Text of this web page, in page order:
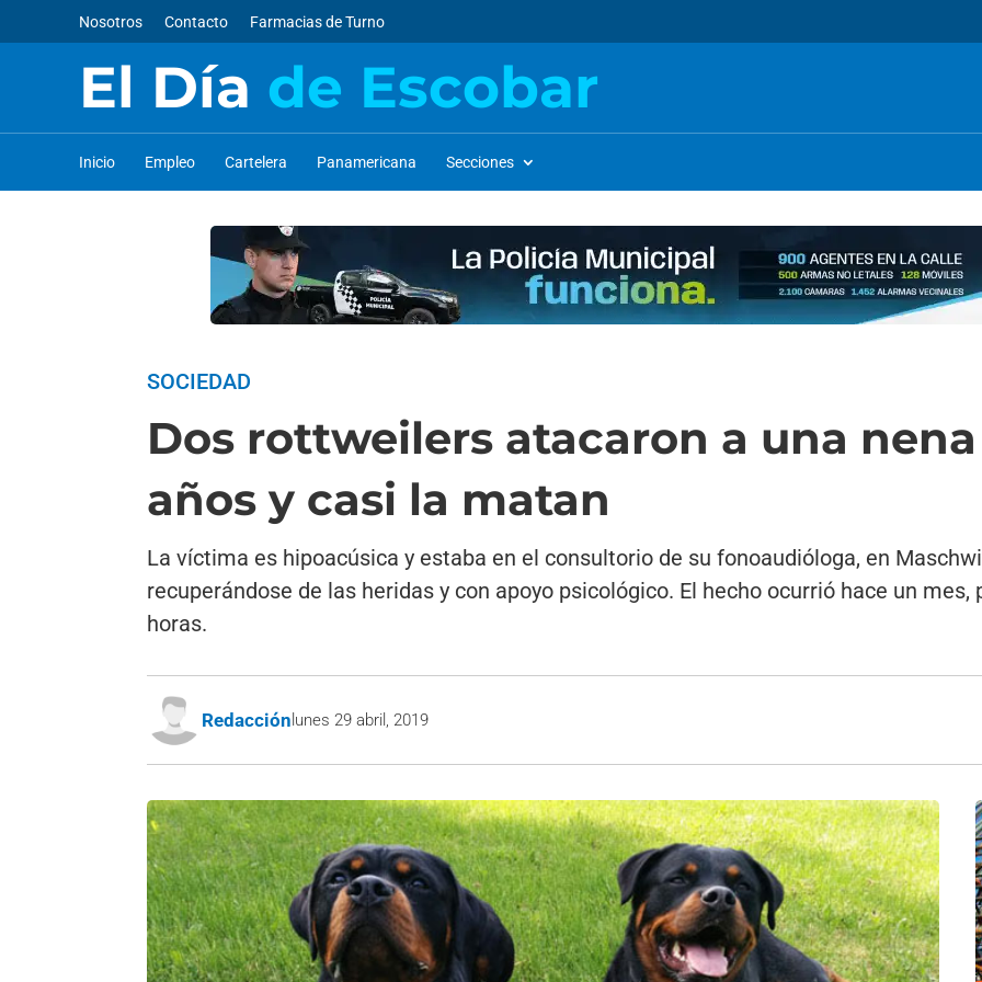
Nosotros Contacto Farmacias de Turno
El Día de Escobar
Inicio Empleo Cartelera Panamericana Secciones
SOCIEDAD
Dos rottweilers atacaron a una
años y casi la matan
La víctima es hipoacúsica y estaba en el consultorio de su fonoaudióloga, en
recuperándose de las heridas y con apoyo psicológico. El hecho ocurrió hace un
horas.
Redacción lunes 29 abril, 2019